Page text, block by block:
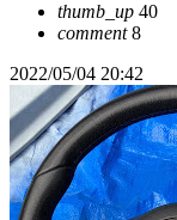
thumb_up 40
comment8
2022/05/04 20:42